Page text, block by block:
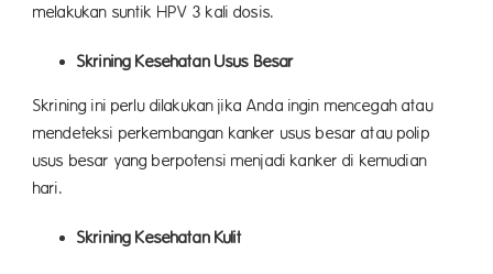
melakukan suntik HPV 3 kali dosis.
Skrining Kesehatan Usus Besar
Skrining ini perlu dilakukan jika Anda ingin mencegah atau
mendeteksi perkembangan kanker usus besar atau polip
usus besar yang berpotensi menjadi kanker di kemudian
hari.
Skrining Kesehatan Kulit